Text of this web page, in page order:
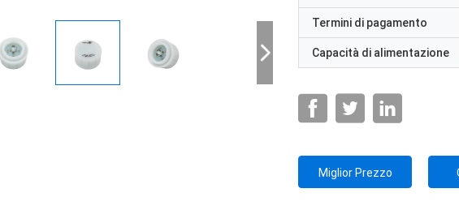
Termini di pagamento
Capacità di alimentazione
Miglior Prezzo